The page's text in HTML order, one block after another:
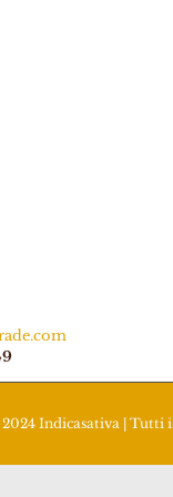
Indicasativa | Tutti